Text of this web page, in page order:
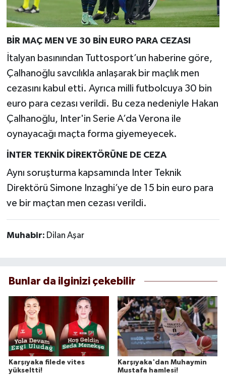
BİR MAÇ MEN VE 30 BİN EURO PARA CEZASI
İtalyan basınından Tuttosport’un haberine göre,
Çalhanoğlu savcılıkla anlaşarak bir maçlık men
cezasını kabul etti. Ayrıca milli futbolcuya 30 bin
euro para cezası verildi. Bu ceza nedeniyle Hakan
Çalhanoğlu, Inter'in Serie A’da Verona ile
oynayacağı maçta forma giyemeyecek.
İNTER TEKNİK DİREKTÖRÜNE DE CEZA
Aynı soruşturma kapsamında Inter Teknik
Direktörü Simone Inzaghi’ye de 15 bin euro para
ve bir maçtan men cezası verildi.
Muhabir: Dilan Aşar
Bunlar da ilginizi çekebilir
Karşıyaka filede vites
yükseltti!
Karşıyaka'dan Muhaymin
Mustafa hamlesi!